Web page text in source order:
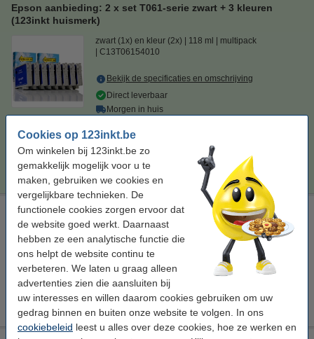
Cookies op 123inkt.be
Om winkelen bij 123inkt.be zo
gemakkelijk mogelijk voor u te
maken, gebruiken we cookies en
vergelijkbare technieken. De
functionele cookies zorgen ervoor dat
de website goed werkt. Daarnaast
hebben ze een analytische functie die
ons helpt de website continu te
verbeteren. We laten u graag alleen
advertenties zien die aansluiten bij
uw interesses en willen daarom cookies gebruiken om uw
gedrag binnen en buiten onze website te volgen. In ons
cookiebeleid leest u alles over deze cookies, hoe ze werken en
Epson aanbieding: 2 x set T061-serie zwart + 3 kleuren
(123inkt huismerk)
zwart (1x) en kleur (2x) 118 ml
multipack
C13T06154010
Bekijk de specificaties en omschrijving
Direct leverbaar
Morgen in huis
Prijs per ml
€ 57,50
Epson aanbieding: Reinigingsset voor T061-serie
Bekijk de specificaties en omschrijving
Direct leverbaar
Morgen in huis
€ 9,00 Bestellen